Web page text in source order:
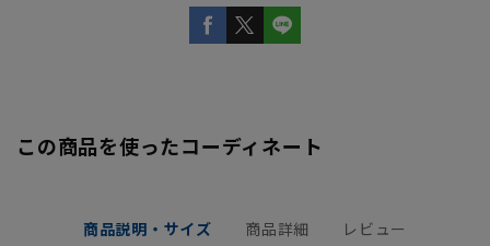
この商品を使ったコーディネート
商品説明・サイズ 商品詳細 レビュー